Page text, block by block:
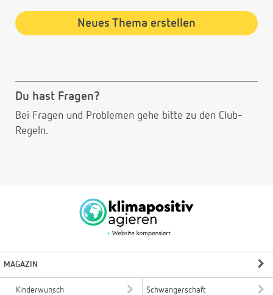
Neues Thema erstellen
Du hast Fragen?
Bei Fragen und Problemen gehe bitte zu den Club-
Regeln.
MAGAZIN
Kinderwunsch Schwangerschaft